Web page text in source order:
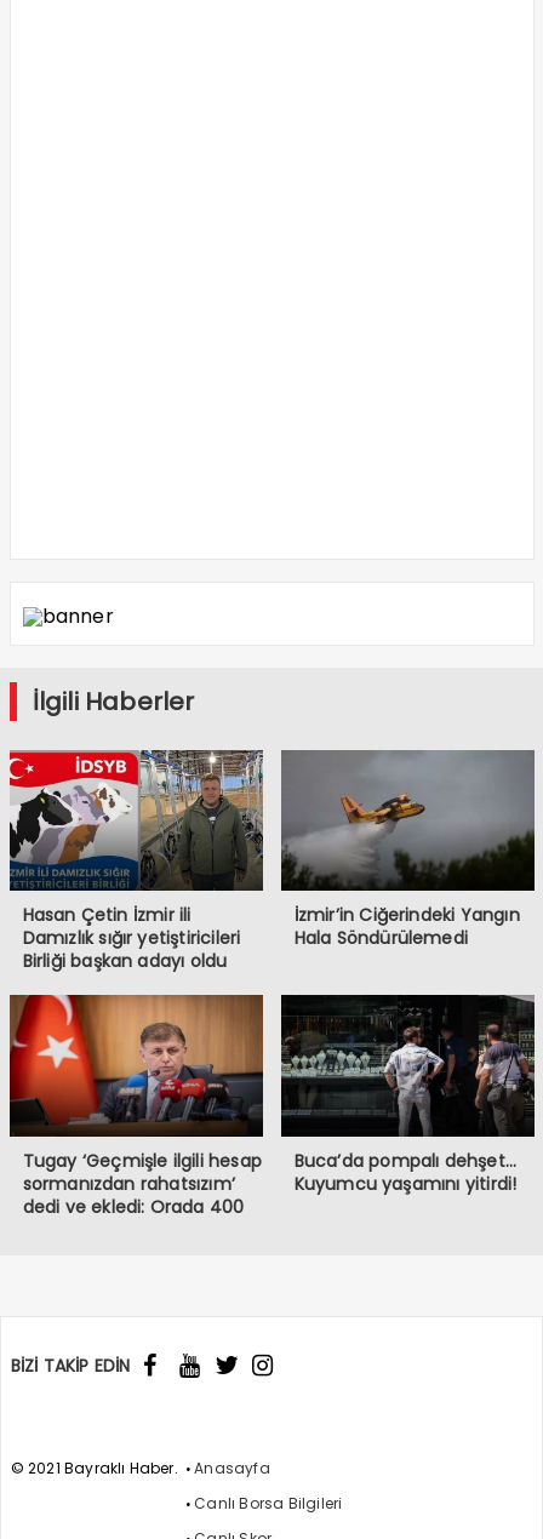
İlgili Haberler
Hasan Çetin İzmir ili
Damızlık sığır yetiştiricileri
Birliği başkan adayı oldu
İzmir’in Ciğerindeki Yangın
Hala Söndürülemedi
Tugay ‘Geçmişle ilgili hesap
sormanızdan rahatsızım’
dedi ve ekledi: Orada 400
Buca’da pompalı dehşet…
Kuyumcu yaşamını yitirdi!
BİZİ TAKİP EDİN
© 2021 Bayraklı Haber.
Anasayfa
Canlı Borsa Bilgileri